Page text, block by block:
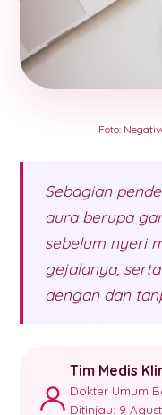
Foto:
Sebagian
aura berupa
sebelum nyeri
gejalanya,
dengan dan
Tim Medis
Dokter Umum
Ditinjau: 9